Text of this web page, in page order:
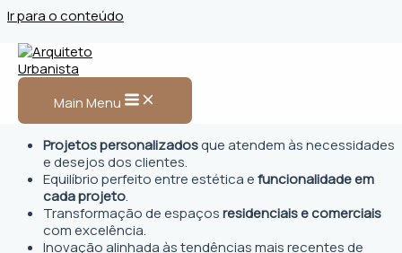
Ir para o conteúdo
Main Menu
Arquiteto Urbanista em
Beberibe, CE
Projetos personalizadosque atendem às necessidades
e desejos dos clientes.
Equilíbrio perfeito entre estética efuncionalidade em
cada projeto.
Transformação de espaçosresidenciais e comerciais
com excelência.
Inovação alinhada às tendências mais recentes de